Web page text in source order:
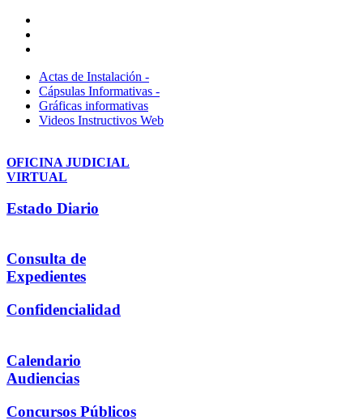
Actas de Instalación -
Cápsulas Informativas -
Gráficas informativas
Videos Instructivos Web
OFICINA JUDICIAL
VIRTUAL
Estado Diario
Consulta de
Expedientes
Confidencialidad
Calendario
Audiencias
Concursos Públicos